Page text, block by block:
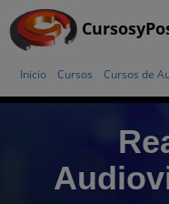
Inicio Cursos Cursos de